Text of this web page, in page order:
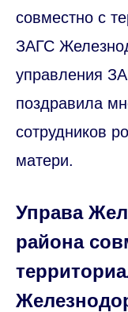
совместно с
ЗАГС
управления
поздравила
сотрудников
матери.
Управа
района